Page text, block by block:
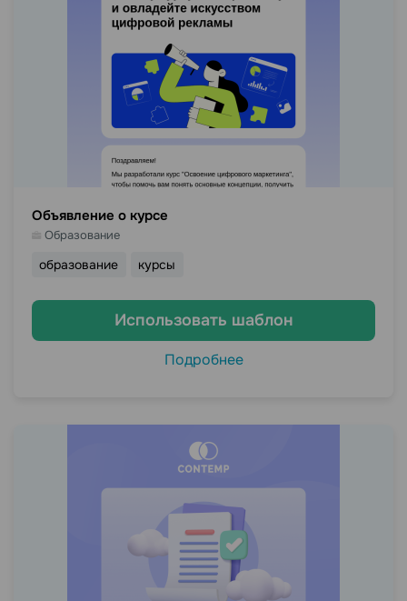
Объявление о курсе
Образование
образование курсы
Использовать шаблон
Подробнее